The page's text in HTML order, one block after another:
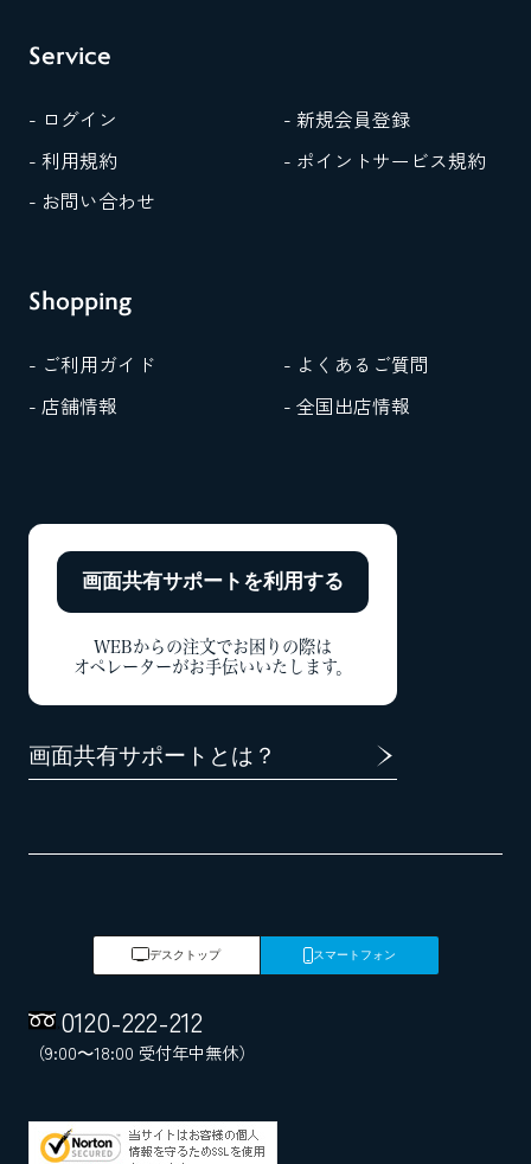
Service
- ログイン
- 新規会員登録
- 利用規約
- ポイントサービス規約
- お問い合わせ
Shopping
- ご利用ガイド
- よくあるご質問
- 店舗情報
- 全国出店情報
画面共有サポートを利用する
WEBからの注文でお困りの際は
オペレーターがお手伝いいたします。
画面共有サポートとは？
デスクトップ スマートフォン
0120-222-212
（9:00～18:00 受付年中無休）